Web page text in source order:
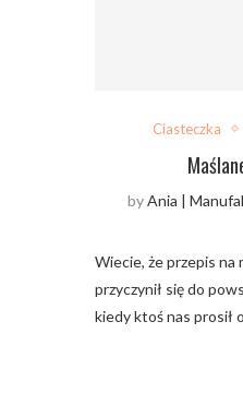
Ciasteczka
byAnia |
Wiecie, że przepis na
przyczynił się do
kiedy ktoś nas prosił